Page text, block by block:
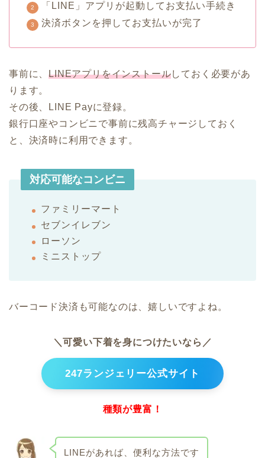
「LINE」アプリが起動してお支払い手続き
決済ボタンを押してお支払いが完了
事前に、LINEアプリをインストールしておく必要があ
ります。
その後、LINE Payに登録。
銀行口座やコンビニで事前に残高チャージしておく
と、決済時に利用できます。
対応可能なコンビニ
ファミリーマート
セブンイレブン
ローソン
ミニストップ
バーコード決済も可能なのは、嬉しいですよね。
＼可愛い下着を身につけたいなら／
247ランジェリー公式サイト
種類が豊富！
LINEがあれば、便利な方法です